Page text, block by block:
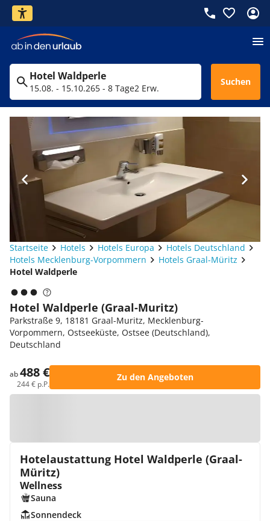
Hotel Waldperle
15.08. - 15.10.265 - 8 Tage2 Erw.
Suchen
Startseite Hotels Hotels Europa
Hotels Deutschland
Hotels Mecklenburg-Vorpommern
Hotels Graal-Müritz
Hotel Waldperle
Hotel Waldperle (Graal-Muritz)
Parkstraße 9, 18181 Graal-Muritz, Mecklenburg-
Vorpommern, Ostseeküste, Ostsee (Deutschland),
Deutschland
ab488 €
244 € p.P.
Zu den Angeboten
Hotelaustattung Hotel Waldperle (Graal-
Müritz)
Wellness
Sauna
Sonnendeck